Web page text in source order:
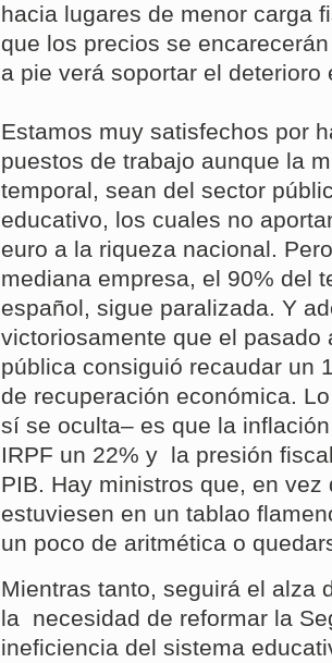
hacia lugares de menor carga
que los precios se
a pie verá soportar el
Estamos muy satisfechos por
puestos de trabajo aunque la
temporal, sean del sector
educativo, los cuales no
euro a la riqueza nacional.
mediana empresa, el 90% del
español, sigue paralizada. Y
victoriosamente que el pasado
pública consiguió recaudar un
de recuperación económica.
sí se oculta– es que la
IRPF un 22% y la presión
PIB. Hay ministros que, en
estuviesen en un tablao
un poco de aritmética o
Mientras tanto, seguirá el alza
la necesidad de reformar la
ineficiencia del sistema